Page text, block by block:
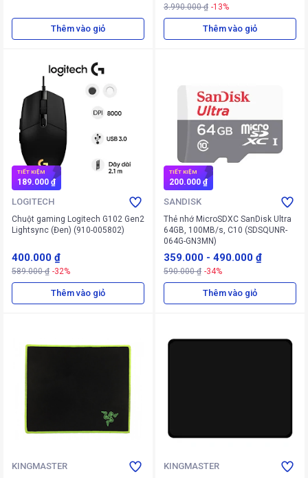
Thêm vào giỏ
3.990.000 ₫ -13%
Thêm vào giỏ
TIẾT KIỆM
189.000 ₫
LOGITECH
Chuột gaming Logitech G102 Gen2
Lightsync (Đen) (910-005802)
400.000 ₫
589.000 ₫ -32%
Thêm vào giỏ
TIẾT KIỆM
200.000 ₫
SANDISK
Thẻ nhớ MicroSDXC SanDisk Ultra
64GB, 100MB/s, C10 (SDSQUNR-
064G-GN3MN)
359.000 - 490.000 ₫
590.000 ₫ -34%
Thêm vào giỏ
KINGMASTER KINGMASTER